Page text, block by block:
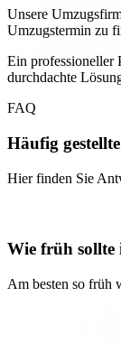
Unsere
Umzugstermin zu
Ein professioneller
durchdachte
FAQ
Häufig
Hier finden Sie
Wie früh sollte
Am besten so früh